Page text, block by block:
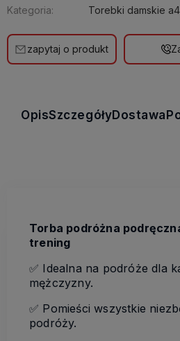
Kategoria:
Torebki damskie a4
zapytaj o produkt
OpisSzczegółyDostawa
Torba podróżna
trening
✅ Idealna na podróże dla
mężczyzny.
✅ Pomieści wszystkie
podróży.